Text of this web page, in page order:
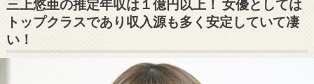
三上悠亜の推定年収は１億円以上！ 女優としては
トップクラスであり収入源も多く安定していて凄
い！